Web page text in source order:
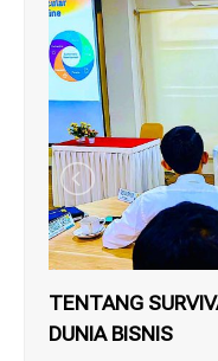
TENTANG
DUNIA BISNIS